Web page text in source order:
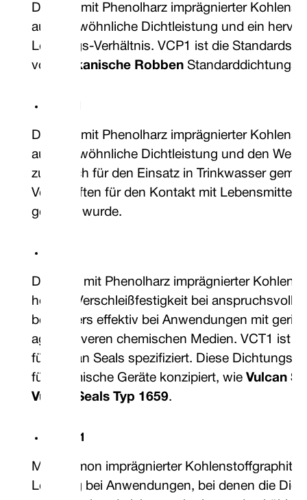
Doppelt mit Phenolharz imprägnierter
außergewöhnliche Dichtleistung und ein
Leistungs-Verhältnis. VCP1 ist die
von
Vulkanische Robben
Doppelt mit Phenolharz imprägnierter
außergewöhnliche Dichtleistung und den Wert
zusätzlich für den Einsatz in Trinkwasser
Vorschriften für den Kontakt mit Lebensmitteln
getestet wurde.
Dreifach mit Phenolharz imprägnierter
höhere Verschleißfestigkeit bei
besonders effektiv bei Anwendungen mit
aggressiveren chemischen Medien. VCT1 ist
für Vulcan Seals spezifiziert. Diese
für chemische Geräte konzipiert, wieVulcan
Vulcan Seals Typ 1659.
VCA 1
Mit Antimon imprägnierter Kohlenstoffgraphit
Leistung bei Anwendungen, bei denen die